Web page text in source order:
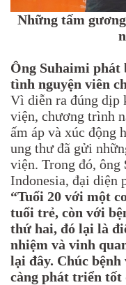
Những tấm
Ông Suhaimi phát
tình nguyện viên
Vì diễn ra đúng dịp
viện, chương trình
ấm áp và xúc động
ung thư đã gửi
viện. Trong đó, ông
Indonesia, đại diện
“Tuổi 20 với một
tuổi trẻ, còn với
thứ hai, đó lại là
nhiệm và vinh
lại đây. Chúc
càng phát triển tốt